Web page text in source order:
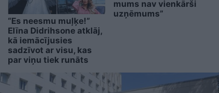
“Es neesmu muļķe!”
Elīna Didrihsone atklāj,
kā iemācījusies
sadzīvot ar visu, kas
par viņu tiek runāts
mums nav vienkārši
uzņēmums”